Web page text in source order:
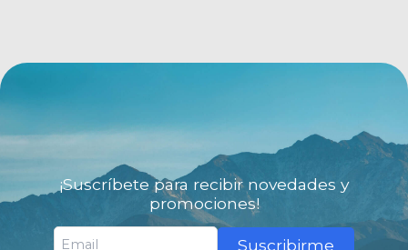
¡Suscríbete para recibir novedades y
promociones!
Suscribirme